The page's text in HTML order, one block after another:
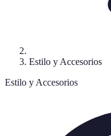
Estilo y Accesorios
Estilo y Accesorios